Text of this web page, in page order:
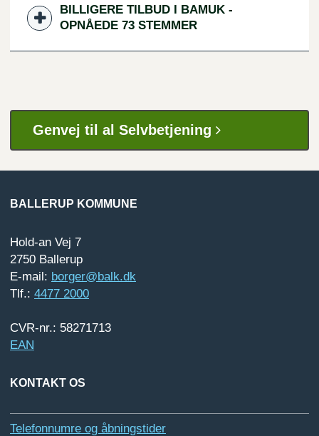
BILLIGERE TILBUD I BAMUK -
OPNÅEDE 73 STEMMER
Genvej til al Selvbetjening
BALLERUP KOMMUNE
Hold-an Vej 7
2750 Ballerup
E-mail: borger@balk.dk
Tlf.: 4477 2000
CVR-nr.: 58271713
EAN
KONTAKT OS
Telefonnumre og åbningstider